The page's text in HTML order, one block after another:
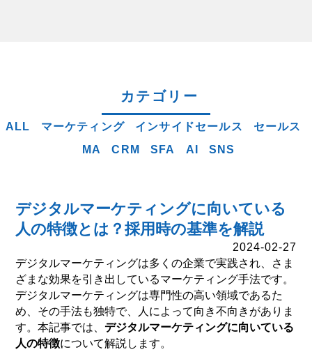
カテゴリー
ALL マーケティング インサイドセールス
セールス
MA
CRM SFA AI SNS
デジタルマーケティングに向いている
人の特徴とは？採用時の基準を解説
2024-02-27
デジタルマーケティングは多くの企業で実践され、さま
ざまな効果を引き出しているマーケティング手法です。
デジタルマーケティングは専門性の高い領域であるた
め、その手法も独特で、人によって向き不向きがありま
す。本記事では、デジタルマーケティングに向いている
人の特徴について解説します。